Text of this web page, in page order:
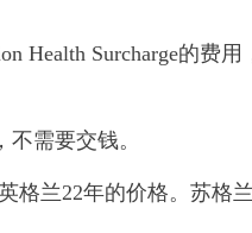
Health Surcharge的费用
需要交钱。
格兰22年的价格。苏格兰